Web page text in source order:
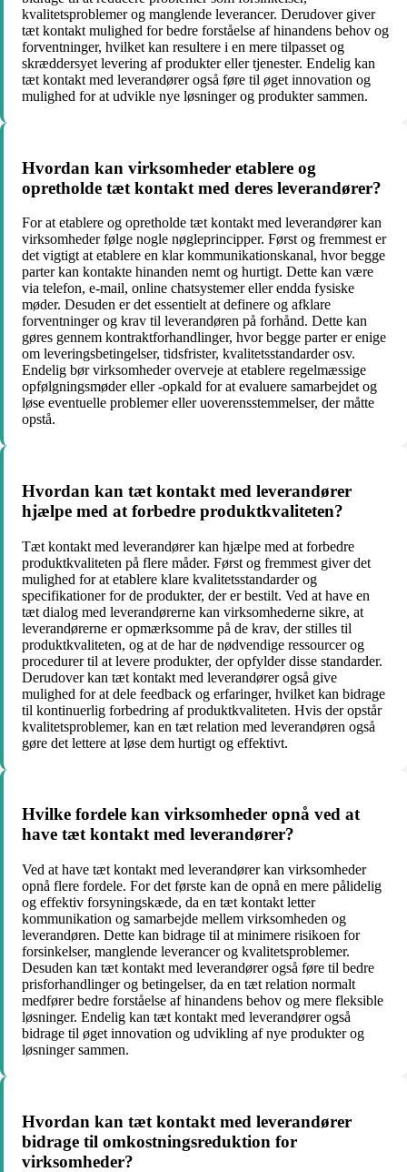
kvalitetsproblemer og manglende leverancer. Derudover giver
tæt kontakt mulighed for bedre forståelse af hinandens behov og
forventninger, hvilket kan resultere i en mere tilpasset og
skræddersyet levering af produkter eller tjenester. Endelig kan
tæt kontakt med leverandører også føre til øget innovation og
mulighed for at udvikle nye løsninger og produkter sammen.
Hvordan kan virksomheder etablere og
opretholde tæt kontakt med deres leverandører?
For at etablere og opretholde tæt kontakt med leverandører kan
virksomheder følge nogle nøgleprincipper. Først og fremmest er
det vigtigt at etablere en klar kommunikationskanal, hvor begge
parter kan kontakte hinanden nemt og hurtigt. Dette kan være
via telefon, e-mail, online chatsystemer eller endda fysiske
møder. Desuden er det essentielt at definere og afklare
forventninger og krav til leverandøren på forhånd. Dette kan
gøres gennem kontraktforhandlinger, hvor begge parter er enige
om leveringsbetingelser, tidsfrister, kvalitetsstandarder osv.
Endelig bør virksomheder overveje at etablere regelmæssige
opfølgningsmøder eller -opkald for at evaluere samarbejdet og
løse eventuelle problemer eller uoverensstemmelser, der måtte
opstå.
Hvordan kan tæt kontakt med leverandører
hjælpe med at forbedre produktkvaliteten?
Tæt kontakt med leverandører kan hjælpe med at forbedre
produktkvaliteten på flere måder. Først og fremmest giver det
mulighed for at etablere klare kvalitetsstandarder og
specifikationer for de produkter, der er bestilt. Ved at have en
tæt dialog med leverandørerne kan virksomhederne sikre, at
leverandørerne er opmærksomme på de krav, der stilles til
produktkvaliteten, og at de har de nødvendige ressourcer og
procedurer til at levere produkter, der opfylder disse standarder.
Derudover kan tæt kontakt med leverandører også give
mulighed for at dele feedback og erfaringer, hvilket kan bidrage
til kontinuerlig forbedring af produktkvaliteten. Hvis der opstår
kvalitetsproblemer, kan en tæt relation med leverandøren også
gøre det lettere at løse dem hurtigt og effektivt.
Hvilke fordele kan virksomheder opnå ved at
have tæt kontakt med leverandører?
Ved at have tæt kontakt med leverandører kan virksomheder
opnå flere fordele. For det første kan de opnå en mere pålidelig
og effektiv forsyningskæde, da en tæt kontakt letter
kommunikation og samarbejde mellem virksomheden og
leverandøren. Dette kan bidrage til at minimere risikoen for
forsinkelser, manglende leverancer og kvalitetsproblemer.
Desuden kan tæt kontakt med leverandører også føre til bedre
prisforhandlinger og betingelser, da en tæt relation normalt
medfører bedre forståelse af hinandens behov og mere fleksible
løsninger. Endelig kan tæt kontakt med leverandører også
bidrage til øget innovation og udvikling af nye produkter og
løsninger sammen.
Hvordan kan tæt kontakt med leverandører
bidrage til omkostningsreduktion for
virksomheder?